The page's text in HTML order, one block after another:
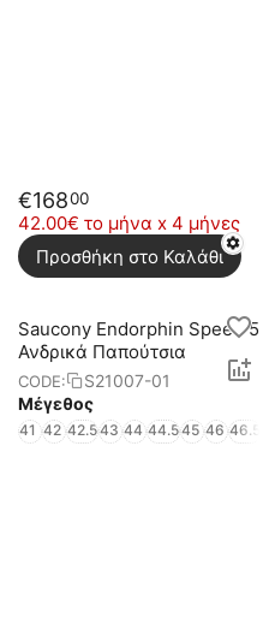
€16800
42.00€ το μήνα x 4 μήνες
Προσθήκη στο Καλάθι
48 49
Saucony Endorphin Speed 5
Ανδρικά Παπούτσια
CODE:
S21007-01
Μέγεθος
41 42 42.543 44 44.545 46 46.5